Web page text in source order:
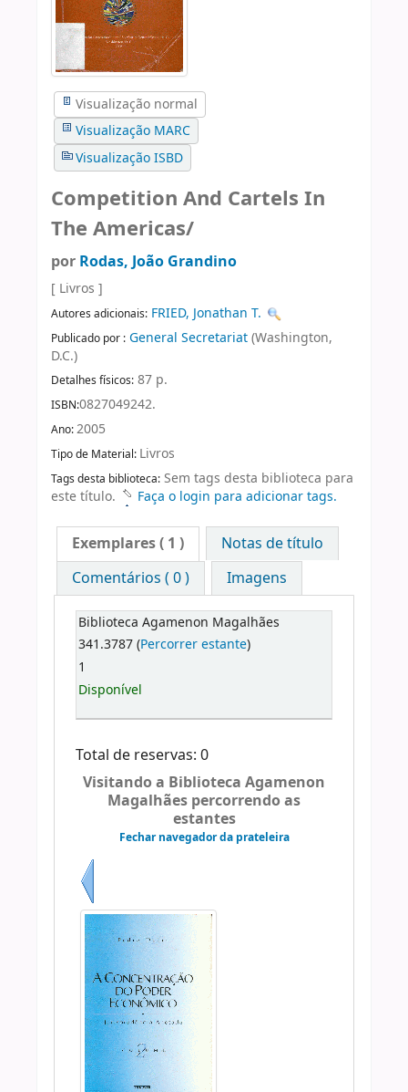
Visualização normal
Visualização MARC
Visualização ISBD
Competition And Cartels In
The Americas/
por Rodas, João Grandino
[ Livros ]
Autores adicionais: FRIED, Jonathan T.
Publicado por : General Secretariat(Washington,
D.C.)
Detalhes físicos: 87 p.
ISBN:0827049242.
Ano:2005
Tipo de Material: Livros
Tags desta biblioteca: Sem tags desta biblioteca para
este título.
Faça o login para adicionar tags.
Exemplares( 1 )
Notas de título
Comentários ( 0 )
Imagens
Biblioteca Agamenon Magalhães
341.3787 (Percorrer estante)
1
Disponível
Total de reservas: 0
Visitando a Biblioteca Agamenon
Magalhães percorrendo as
estantes
Fechar navegador da prateleira
Anterior